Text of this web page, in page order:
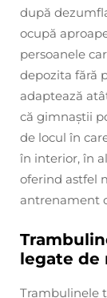
după
ocupă
persoanele
depozita fără
adaptează
că gimnaștii
de locul în
în interior, în
oferind astfel
antrenament
legate de
Trambulinele